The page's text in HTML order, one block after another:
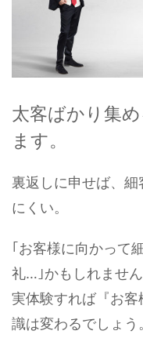
太客ばかり集
ます。
裏返しに申せば、
にくい。
｢お客様に向かって
礼…｣かもしれませ
実体験すれば『お
識は変わるでしょう